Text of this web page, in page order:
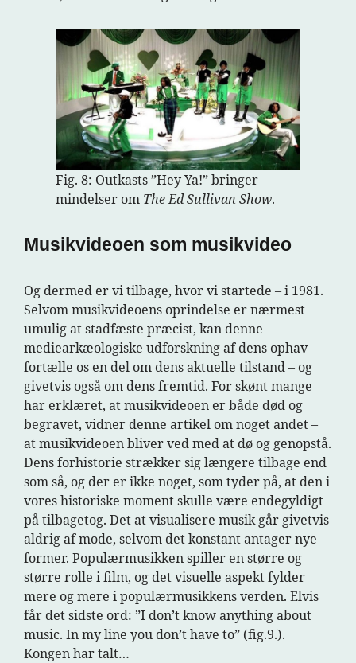
Fig. 8: Outkasts ”Hey Ya!” bringer
mindelser om The Ed Sullivan Show.
Musikvideoen som musikvideo
Og dermed er vi tilbage, hvor vi startede – i 1981.
Selvom musikvideoens oprindelse er nærmest
umulig at stadfæste præcist, kan denne
mediearkæologiske udforskning af dens ophav
fortælle os en del om dens aktuelle tilstand – og
givetvis også om dens fremtid. For skønt mange
har erklæret, at musikvideoen er både død og
begravet, vidner denne artikel om noget andet –
at musikvideoen bliver ved med at dø og genopstå.
Dens forhistorie strækker sig længere tilbage end
som så, og der er ikke noget, som tyder på, at den i
vores historiske moment skulle være endegyldigt
på tilbagetog. Det at visualisere musik går givetvis
aldrig af mode, selvom det konstant antager nye
former. Populærmusikken spiller en større og
større rolle i film, og det visuelle aspekt fylder
mere og mere i populærmusikkens verden. Elvis
får det sidste ord: ”I don’t know anything about
music. In my line you don’t have to” (fig.9.).
Kongen har talt…